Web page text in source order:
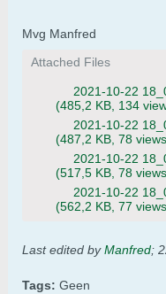
Mvg Manfred
Attached Files
2021-10-22
(485,2 KB, 134
2021-10-22
(487,2 KB, 78
2021-10-22
(517,5 KB, 78
2021-10-22
(562,2 KB, 77
Last edited byManfred;
Tags: Geen